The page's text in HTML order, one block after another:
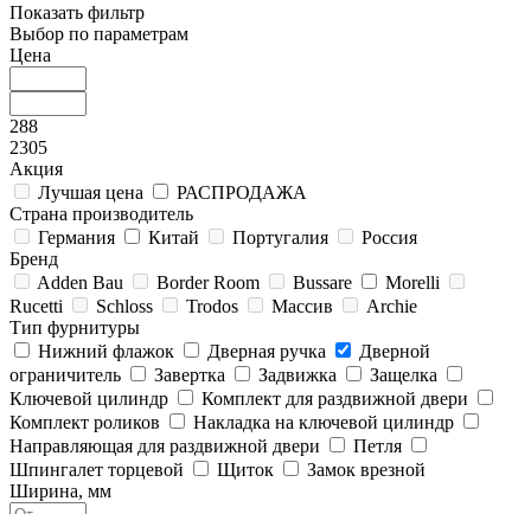
Показать фильтр
Выбор по параметрам
Цена
288
2305
Акция
Лучшая цена
РАСПРОДАЖА
Страна производитель
Германия
Китай Португалия
Россия
Бренд
Adden Bau
Border Room Bussare
Morelli
Rucetti
Schloss Trodos Массив
Archie
Тип фурнитуры
Нижний флажок
Дверная ручка
Дверной
ограничитель
Завертка Задвижка
Защелка
Ключевой цилиндр
Комплект для раздвижной двери
Комплект роликов
Накладка на ключевой цилиндр
Направляющая для раздвижной двери
Петля
Шпингалет торцевой
Щиток
Замок врезной
Ширина, мм